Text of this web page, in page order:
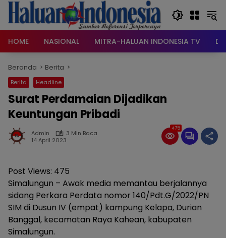
Langsung
konten
HOME
NASIONAL MITRA-HALUAN INDONESIA TV
Beranda Berita
Berita Headline
Surat Perdamaian Dijadikan
Keuntungan Pribadi
Admin
3 Min Baca
14 April 2023
475
Post Views: 475
Simalungun – Awak media memantau berjalannya
sidang Perkara Perdata nomor 140/Pdt.G/2022/PN
SIM di Dusun IV (empat) kampung Kelapa, Durian
Banggal, kecamatan Raya Kahean, kabupaten
Simalungun.